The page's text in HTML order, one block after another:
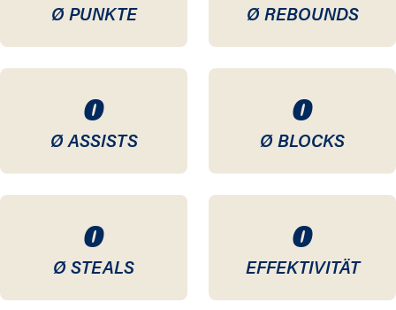
Ø PUNKTE Ø REBOUNDS
0
Ø ASSISTS
0
Ø BLOCKS
0
Ø STEALS
0
EFFEKTIVITÄT